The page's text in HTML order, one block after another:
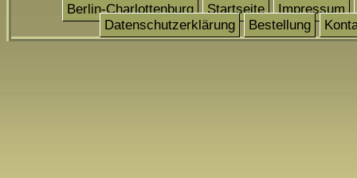
Berlin-Charlottenburg Startseite
Impressum
Datenschutzerklärung
Bestellung